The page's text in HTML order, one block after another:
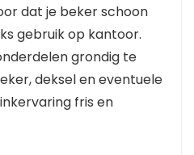
dat je beker schoon
gebruik op kantoor.
grondig te
deksel en eventuele
fris en